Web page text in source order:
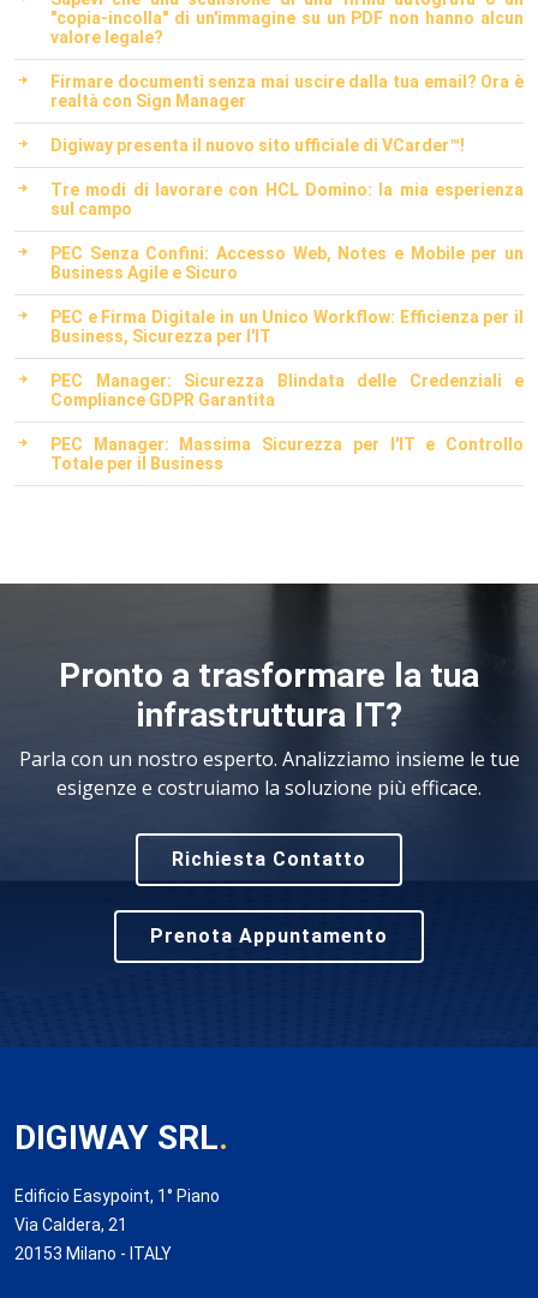
"copia-incolla" di un'immagine su un PDF non hanno alcun
valore legale?
Firmare documenti senza mai uscire dalla tua email? Ora è
realtà con Sign Manager
Digiway presenta il nuovo sito ufficiale di VCarder™!
Tre modi di lavorare con HCL Domino: la mia esperienza
sul campo
PEC Senza Confini: Accesso Web, Notes e Mobile per un
Business Agile e Sicuro
PEC e Firma Digitale in un Unico Workflow: Efficienza per il
Business, Sicurezza per l'IT
PEC Manager: Sicurezza Blindata delle Credenziali e
Compliance GDPR Garantita
PEC Manager: Massima Sicurezza per l'IT e Controllo
Totale per il Business
Pronto a trasformare la tua
infrastruttura IT?
Parla con un nostro esperto. Analizziamo insieme le tue
esigenze e costruiamo la soluzione più efficace.
Richiesta Contatto
Prenota Appuntamento
DIGIWAY SRL.
Edificio Easypoint, 1° Piano
Via Caldera, 21
20153 Milano - ITALY